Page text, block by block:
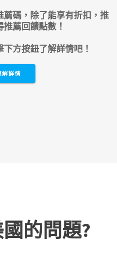
碼，除了能享有折扣，推
薦回饋點數！
方按鈕了解詳情吧！
解詳情
的問題?